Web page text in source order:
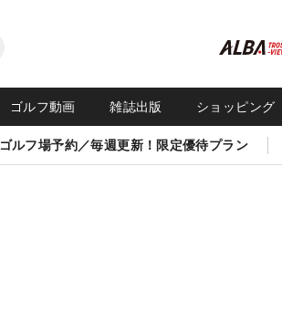
ゴルフ動画 雑誌出版 ショッピング
ゴルフ場予約／毎週更新！限定優待プラン